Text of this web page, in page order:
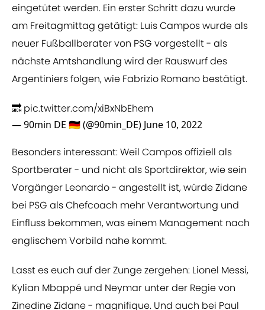
eingetütet werden. Ein erster Schritt dazu wurde
am Freitagmittag getätigt: Luis Campos wurde als
neuer Fußballberater von PSG vorgestellt - als
nächste Amtshandlung wird der Rauswurf des
Argentiniers folgen, wie Fabrizio Romano bestätigt.
🔜 pic.twitter.com/xiBxNbEhem
— 90min DE 🇩🇪 (@90min_DE) June 10, 2022
Besonders interessant: Weil Campos offiziell als
Sportberater - und nicht als Sportdirektor, wie sein
Vorgänger Leonardo - angestellt ist, würde Zidane
bei PSG als Chefcoach mehr Verantwortung und
Einfluss bekommen, was einem Management nach
englischem Vorbild nahe kommt.
Lasst es euch auf der Zunge zergehen: Lionel Messi,
Kylian Mbappé und Neymar unter der Regie von
Zinedine Zidane - magnifique. Und auch bei Paul